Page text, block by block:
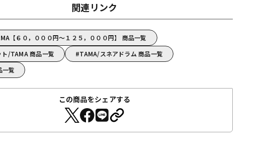
関連リンク
【６０，０００円～１２５，０００円】 商品一覧
ト/TAMA 商品一覧
TAMA/スネアドラム 商品一覧
一覧
この商品をシェアする